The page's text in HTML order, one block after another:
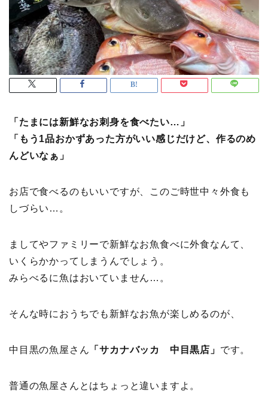
「たまには新鮮なお刺身を食べたい…」
「もう1品おかずあった方がいい感じだけど、作るのめ
んどいなぁ」
お店で食べるのもいいですが、このご時世中々外食も
しづらい…。
ましてやファミリーで新鮮なお魚食べに外食なんて、
いくらかかってしまうんでしょう。
みらべるに魚はおいていません…。
そんな時におうちでも新鮮なお魚が楽しめるのが、
中目黒の魚屋さん 「サカナバッカ 中目黒店」 です。
普通の魚屋さんとはちょっと違いますよ。